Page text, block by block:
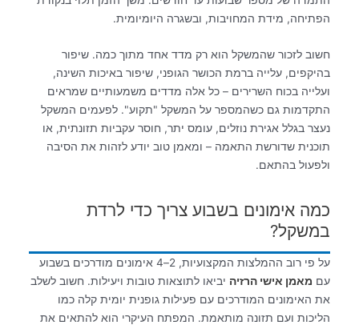
הפתיחה, מידת המחויבות, ובשגרה היומיומית.
חשוב לזכור שהמשקל הוא רק מדד אחד מתוך כמה. שיפור
בהיקפים, עלייה ברמת הכושר הגופני, שיפור באיכות השינה,
ועלייה בכוח השרירים – כל אלה מדדים משמעותיים שמראים
התקדמות גם כשהמספר על המשקל "תקוע". לפעמים המשקל
נעצר בגלל אגירת נוזלים, עומס יתר, חוסר עקביות תזונתית, או
תוכנית שדורשת התאמה – ומאמן טוב יודע לזהות את הסיבה
ולפעול בהתאם.
כמה אימונים בשבוע צריך כדי לרדת
במשקל?
על פי רוב ההמלצות המקצועיות, 2–4 אימונים מודרכים בשבוע
עם מאמן אישי הרזיה יביאו לתוצאות טובות ויעילות. חשוב לשלב
את האימונים המודרכים עם פעילות גופנית יומית קלה כמו
הליכות ועם תזונה מותאמת. המפתח העיקרי הוא להתאים את